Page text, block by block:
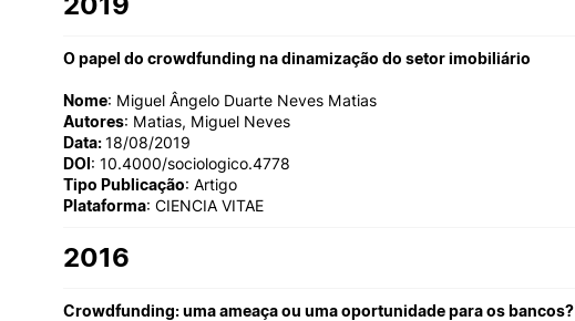
Portal de Emprego
Alojamento
Farm4Future
IPC+Sucesso
inov3p – Centro de Inovação
Pedagógica
O papel do crowdfunding na dinamização do setor imobiliário
Nome: Miguel Ângelo Duarte Neves Matias
Autores: Matias, Miguel Neves
Data:18/08/2019
DOI: 10.4000/sociologico.4778
Tipo Publicação: Artigo
Plataforma: CIENCIA VITAE
2016
Crowdfunding: uma ameaça ou uma oportunidade para os bancos?